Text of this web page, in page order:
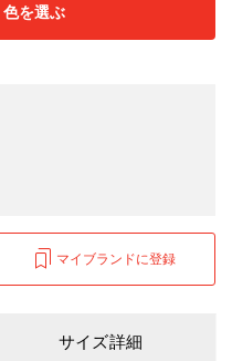
を選ぶ
マイブランドに登録
サイズ詳細